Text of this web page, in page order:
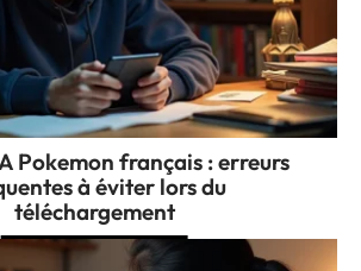
Pokemon français : erreurs
à éviter lors du
téléchargement